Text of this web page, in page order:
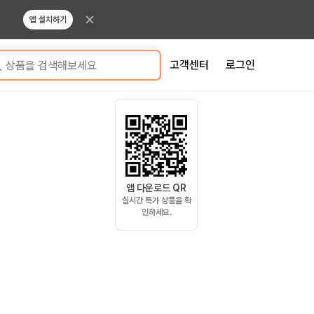
앱 설치하기
상품을 검색해보세요 고객센터 로그인
앱 다운로드 QR
실시간 특가 상품을 확
인하세요.